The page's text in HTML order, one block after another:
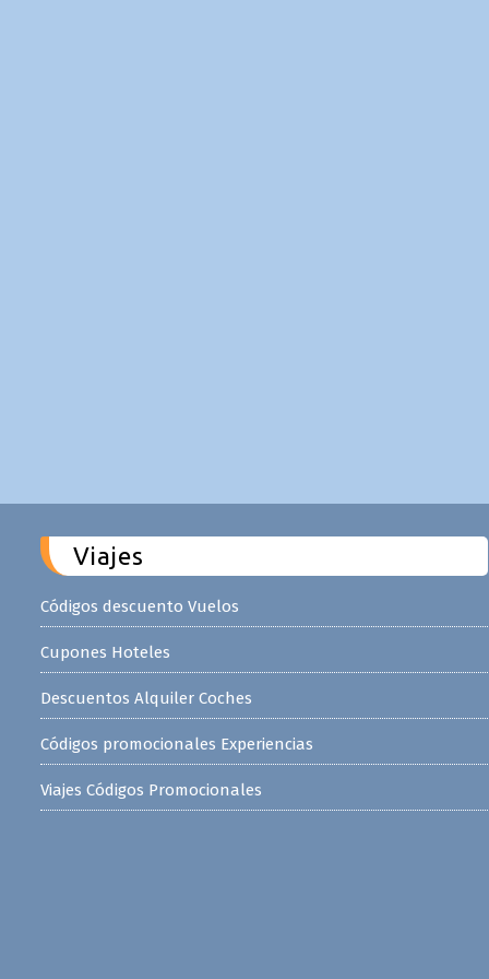
Viajes
Códigos descuento Vuelos
Cupones Hoteles
Descuentos Alquiler Coches
Códigos promocionales Experiencias
Viajes Códigos Promocionales